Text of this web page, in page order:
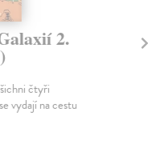
2.
čtyři
vydají na cestu